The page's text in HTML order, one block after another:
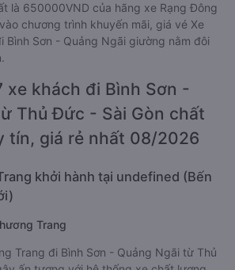
là 650000VND của hãng xe Rạng Đông
chương trình khuyến mãi, giá vé Xe
Bình Sơn - Quảng Ngãi giường nằm đôi
xe khách đi Bình Sơn -
Thủ Đức - Sài Gòn chất
tín, giá rẻ nhất 08/2026
khởi hành tại undefined (Bến
Trang
Trang đi Bình Sơn - Quảng Ngãi từ Thủ